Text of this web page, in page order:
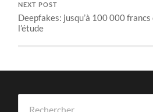
NEXT POST
Deepfakes: jusqu’à 100 000 francs
l’étude